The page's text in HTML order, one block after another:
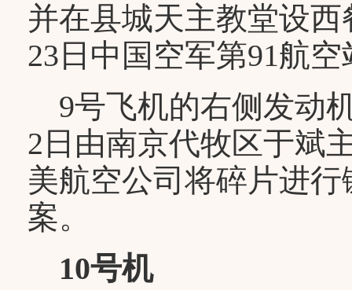
并在县城天主教堂设
23日中国空军第91航
9号飞机的右侧发动
2日由南京代牧区于斌
美航空公司将碎片进
案。
10号机